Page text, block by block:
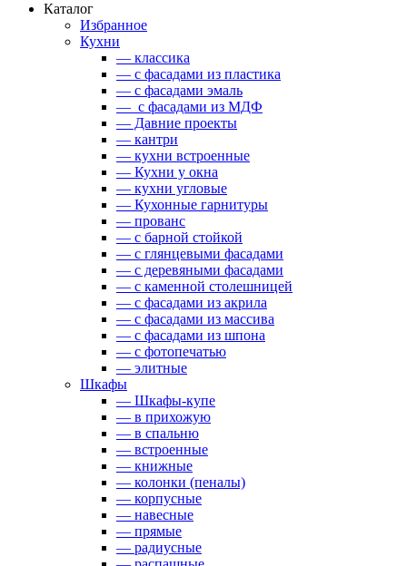
Каталог
Избранное
Кухни
— классика
— с фасадами из пластика
— с фасадами эмаль
— с фасадами из МДФ
— Давние проекты
— кантри
— кухни встроенные
— Кухни у окна
— кухни угловые
— Кухонные гарнитуры
— прованс
— с барной стойкой
— с глянцевыми фасадами
— с деревяными фасадами
— с каменной столешницей
— с фасадами из акрила
— с фасадами из массива
— с фасадами из шпона
— с фотопечатью
— элитные
Шкафы
— Шкафы-купе
— в прихожую
— в спальню
— встроенные
— книжные
— колонки (пеналы)
— корпусные
— навесные
— прямые
— радиусные